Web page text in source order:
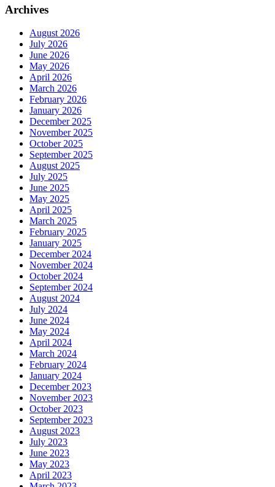
Archives
August 2026
July 2026
June 2026
May 2026
April 2026
March 2026
February 2026
January 2026
December 2025
November 2025
October 2025
September 2025
August 2025
July 2025
June 2025
May 2025
April 2025
March 2025
February 2025
January 2025
December 2024
November 2024
October 2024
September 2024
August 2024
July 2024
June 2024
May 2024
April 2024
March 2024
February 2024
January 2024
December 2023
November 2023
October 2023
September 2023
August 2023
July 2023
June 2023
May 2023
April 2023